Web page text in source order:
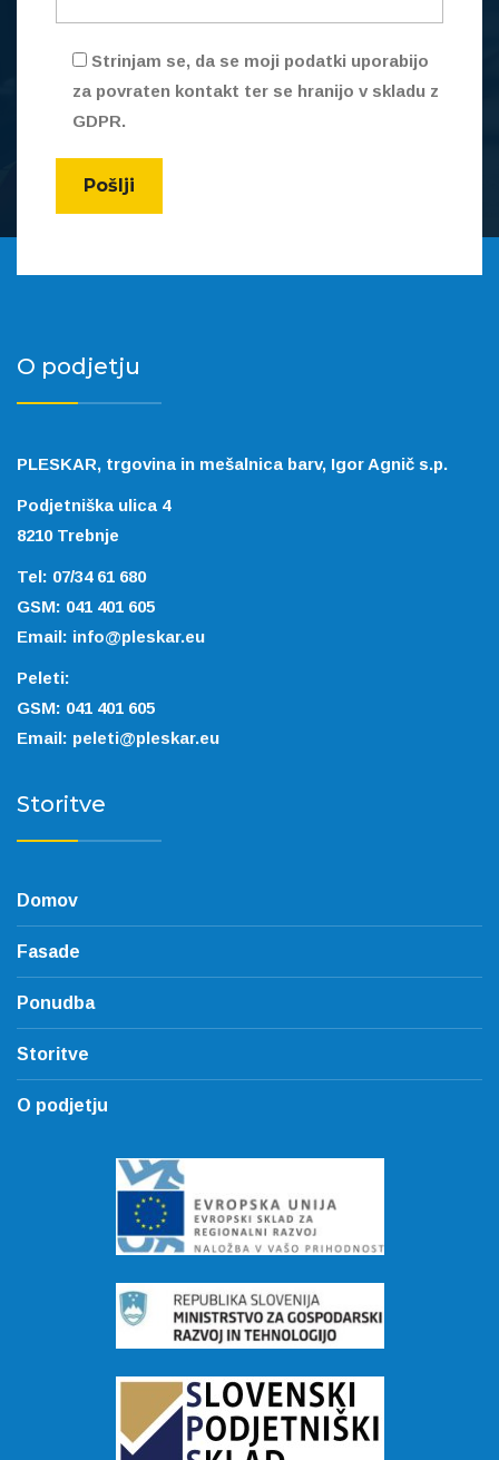
Strinjam se, da se moji podatki uporabijo
za povraten kontakt ter se hranijo v skladu z
GDPR.
O podjetju
PLESKAR, trgovina in mešalnica barv, Igor Agnič s.p.
Podjetniška ulica 4
8210 Trebnje
Tel: 07/34 61 680
GSM: 041 401 605
Email: info@pleskar.eu
Peleti:
GSM: 041 401 605
Email: peleti@pleskar.eu
Storitve
Domov
Fasade
Ponudba
Storitve
O podjetju